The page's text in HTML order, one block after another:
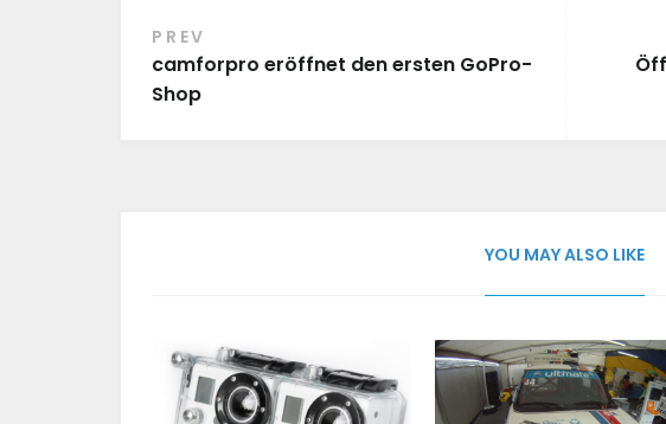
Beitragsnavigation
PREV
camforpro eröffnet den ersten GoPro-
Shop
YOU MAY ALSO LIKE